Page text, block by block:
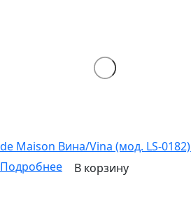
de Maison Вина/Vina (мод. LS-0182)
Подробнее
В корзину